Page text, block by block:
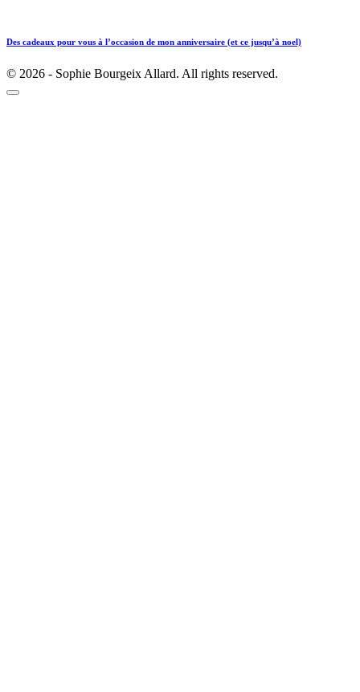
Des cadeaux pour vous à l’occasion de mon anniversaire (et ce jusqu’à noel)
© 2026 - Sophie Bourgeix Allard. All rights reserved.